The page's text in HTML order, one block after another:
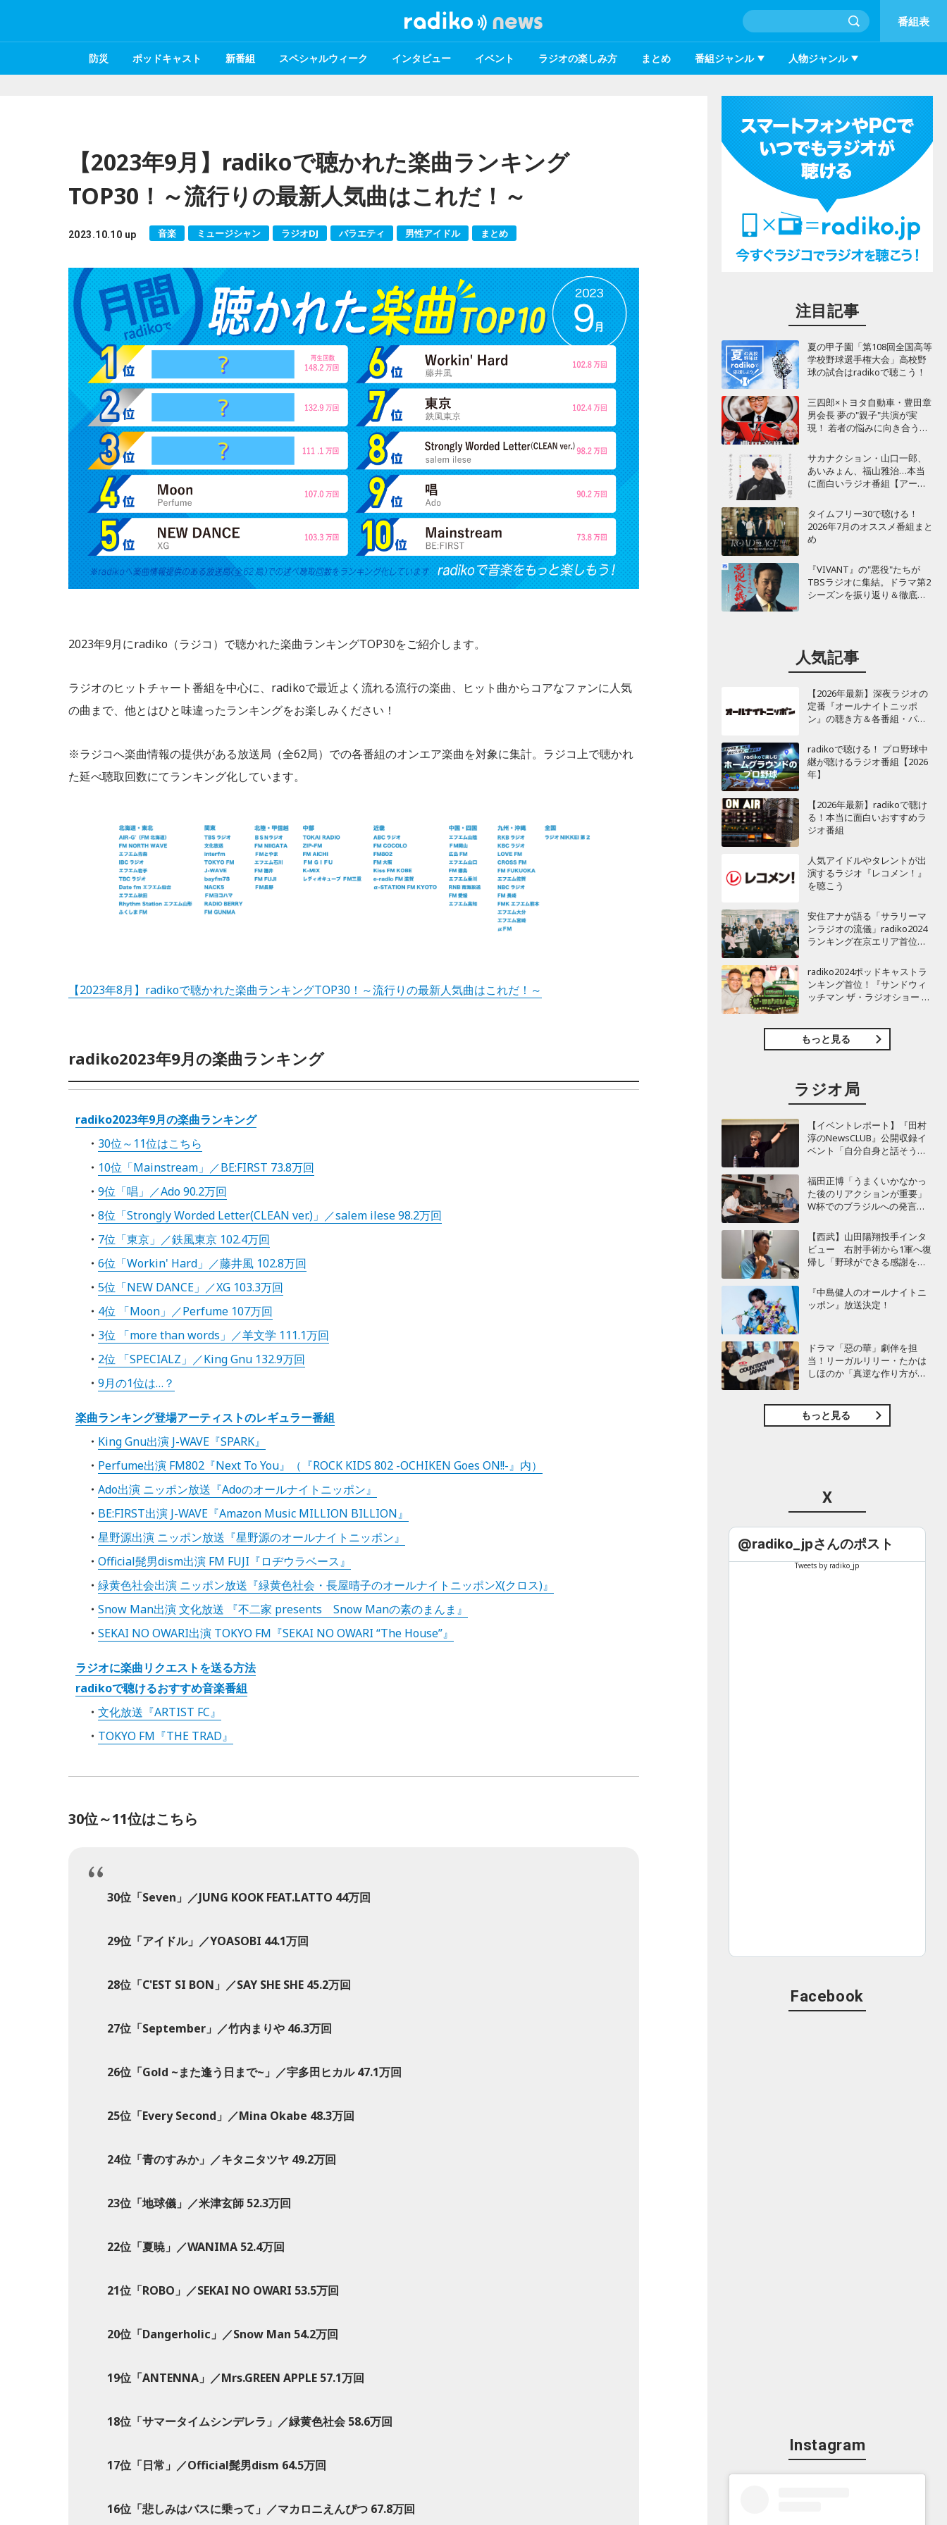
番組表
防災 ポッドキャスト 新番組 スペシャルウィーク インタビュー イベント ラジオの楽しみ方 まとめ 番組ジャンル 人物ジャンル
【2023年9月】radikoで聴かれた楽曲ランキング
TOP30！～流行りの最新人気曲はこれだ！～
2023.10.10 up 音楽 ミュージシャン ラジオDJ バラエティ 男性アイドル まとめ
2023年9月にradiko（ラジコ）で聴かれた楽曲ランキングTOP30をご紹介します。
ラジオのヒットチャート番組を中心に、radikoで最近よく流れる流行の楽曲、ヒット曲からコアなファンに人気
の曲まで、他とはひと味違ったランキングをお楽しみください！
※ラジコへ楽曲情報の提供がある放送局（全62局）での各番組のオンエア楽曲を対象に集計。ラジコ上で聴かれ
た延べ聴取回数にてランキング化しています。
【2023年8月】radikoで聴かれた楽曲ランキングTOP30！～流行りの最新人気曲はこれだ！～
radiko2023年9月の楽曲ランキング
radiko2023年9月の楽曲ランキング
30位～11位はこちら
10位「Mainstream」／BE:FIRST 73.8万回
9位「唱」／Ado 90.2万回
8位「Strongly Worded Letter(CLEAN ver.)」／salem ilese 98.2万回
7位「東京」／鉄風東京 102.4万回
6位「Workin' Hard」／藤井風 102.8万回
5位「NEW DANCE」／XG 103.3万回
4位 「Moon」／Perfume 107万回
3位 「more than words」／羊文学 111.1万回
2位 「SPECIALZ」／King Gnu 132.9万回
9月の1位は…？
楽曲ランキング登場アーティストのレギュラー番組
King Gnu出演 J-WAVE『SPARK』
Perfume出演 FM802『Next To You』（『ROCK KIDS 802 -OCHIKEN Goes ON!!-』内）
Ado出演 ニッポン放送『Adoのオールナイトニッポン』
BE:FIRST出演 J-WAVE『Amazon Music MILLION BILLION』
星野源出演 ニッポン放送『星野源のオールナイトニッポン』
Official髭男dism出演 FM FUJI『ロヂウラベース』
緑黄色社会出演 ニッポン放送『緑黄色社会・長屋晴子のオールナイトニッポンX(クロス)』
Snow Man出演 文化放送 『不二家 presents Snow Manの素のまんま』
SEKAI NO OWARI出演 TOKYO FM『SEKAI NO OWARI “The House”』
ラジオに楽曲リクエストを送る方法
radikoで聴けるおすすめ音楽番組
文化放送『ARTIST FC』
TOKYO FM『THE TRAD』
30位～11位はこちら
30位「Seven」／JUNG KOOK FEAT.LATTO 44万回
29位「アイドル」／YOASOBI 44.1万回
28位「C'EST SI BON」／SAY SHE SHE 45.2万回
27位「September」／竹内まりや 46.3万回
26位「Gold ~また逢う日まで~」／宇多田ヒカル 47.1万回
25位「Every Second」／Mina Okabe 48.3万回
24位「青のすみか」／キタニタツヤ 49.2万回
23位「地球儀」／米津玄師 52.3万回
22位「夏暁」／WANIMA 52.4万回
21位「ROBO」／SEKAI NO OWARI 53.5万回
20位「Dangerholic」／Snow Man 54.2万回
19位「ANTENNA」／Mrs.GREEN APPLE 57.1万回
18位「サマータイムシンデレラ」／緑黄色社会 58.6万回
17位「日常」／Official髭男dism 64.5万回
16位「悲しみはバスに乗って」／マカロニえんぴつ 67.8万回
注目記事
夏の甲子園「第108回全国高等
学校野球選手権大会」高校野
球の試合はradikoで聴こう！
三四郎×トヨタ自動車・豊田章
男会長 夢の"親子"共演が実
現！ 若者の悩みに向き合うポ
サカナクション・山口一郎、
あいみょん、福山雅治…本当
に面白いラジオ番組【アーテ
タイムフリー30で聴ける！
2026年7月のオススメ番組まと
め
『VIVANT』の"悪役"たちが
TBSラジオに集結。ドラマ第2
シーズンを振り返り＆徹底考
人気記事
【2026年最新】深夜ラジオの
定番『オールナイトニッポ
ン』の聴き方＆各番組・パー
radikoで聴ける！ プロ野球中
継が聴けるラジオ番組【2026
年】
【2026年最新】radikoで聴け
る！本当に面白いおすすめラ
ジオ番組
人気アイドルやタレントが出
演するラジオ『レコメン！』
を聴こう
安住アナが語る「サラリーマ
ンラジオの流儀」radiko2024
ランキング在京エリア首位
曜天国』インタビュー
radiko2024ポッドキャストラ
ンキング首位！『サンドウィ
ッチマン ザ・ラジオショー サ
もっと見る
ラジオ局
【イベントレポート】『田村
淳のNewsCLUB』公開収録イ
ベント「自分自身と話そうの
に“人生の最後に流したい
曲”などをテーマにトーク
福田正博「うまくいかなかっ
た後のリアクションが重要」
W杯でのブラジルへの発言が
期待することは？
【西武】山田陽翔投手インタ
ビュー 右肘手術から1軍へ復
帰し「野球ができる感謝を再
『中島健人のオールナイトニ
ッポン』放送決定！
ドラマ「惡の華」劇伴を担
当！リーガルリリー・たかは
しほのか「真逆な作り方が面
もっと見る
X
@radiko_jpさんのポスト
Tweets by radiko_jp
Facebook
Instagram